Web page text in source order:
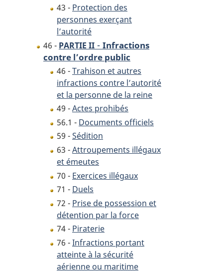
43 - Protection des
personnes exerçant
l’autorité
46 - PARTIE II - Infractions
contre l’ordre public
46 -Trahison et autres
infractions contre l’autorité
et la personne de la reine
49 -Actes prohibés
56.1 - Documents officiels
59 -Sédition
63 -Attroupements illégaux
et émeutes
70 - Exercices illégaux
71 - Duels
72 - Prise de possession et
détention par la force
74 - Piraterie
76 -Infractions portant
atteinte à la sécurité
aérienne ou maritime